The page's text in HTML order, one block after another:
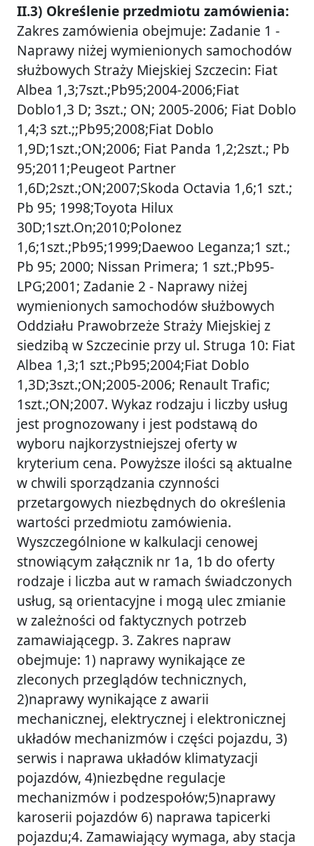
II.3) Określenie przedmiotu zamówienia:
Zakres zamówienia obejmuje: Zadanie 1 -
Naprawy niżej wymienionych samochodów
służbowych Straży Miejskiej Szczecin: Fiat
Albea 1,3;7szt.;Pb95;2004-2006;Fiat
Doblo1,3 D; 3szt.; ON; 2005-2006; Fiat Doblo
1,4;3 szt.;;Pb95;2008;Fiat Doblo
1,9D;1szt.;ON;2006; Fiat Panda 1,2;2szt.; Pb
95;2011;Peugeot Partner
1,6D;2szt.;ON;2007;Skoda Octavia 1,6;1 szt.;
Pb 95; 1998;Toyota Hilux
30D;1szt.On;2010;Polonez
1,6;1szt.;Pb95;1999;Daewoo Leganza;1 szt.;
Pb 95; 2000; Nissan Primera; 1 szt.;Pb95-
LPG;2001; Zadanie 2 - Naprawy niżej
wymienionych samochodów służbowych
Oddziału Prawobrzeże Straży Miejskiej z
siedzibą w Szczecinie przy ul. Struga 10: Fiat
Albea 1,3;1 szt.;Pb95;2004;Fiat Doblo
1,3D;3szt.;ON;2005-2006; Renault Trafic;
1szt.;ON;2007. Wykaz rodzaju i liczby usług
jest prognozowany i jest podstawą do
wyboru najkorzystniejszej oferty w
kryterium cena. Powyższe ilości są aktualne
w chwili sporządzania czynności
przetargowych niezbędnych do określenia
wartości przedmiotu zamówienia.
Wyszczególnione w kalkulacji cenowej
stnowiącym załącznik nr 1a, 1b do oferty
rodzaje i liczba aut w ramach świadczonych
usług, są orientacyjne i mogą ulec zmianie
w zależności od faktycznych potrzeb
zamawiającegp. 3. Zakres napraw
obejmuje: 1) naprawy wynikające ze
zleconych przeglądów technicznych,
2)naprawy wynikające z awarii
mechanicznej, elektrycznej i elektronicznej
układów mechanizmów i części pojazdu, 3)
serwis i naprawa układów klimatyzacji
pojazdów, 4)niezbędne regulacje
mechanizmów i podzespołów;5)naprawy
karoserii pojazdów 6) naprawa tapicerki
pojazdu;4. Zamawiający wymaga, aby stacja